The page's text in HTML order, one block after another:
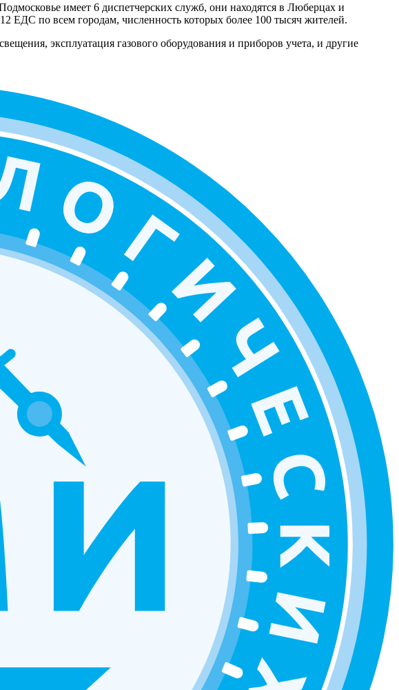
имеет 6 диспетчерских служб, они находятся в Люберцах и
ЕДС по всем городам, численность которых более 100 тысяч жителей.
эксплуатация газового оборудования и приборов учета, и другие